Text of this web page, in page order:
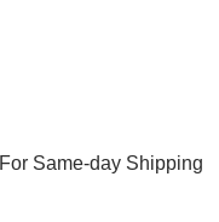
Same-day Shipping